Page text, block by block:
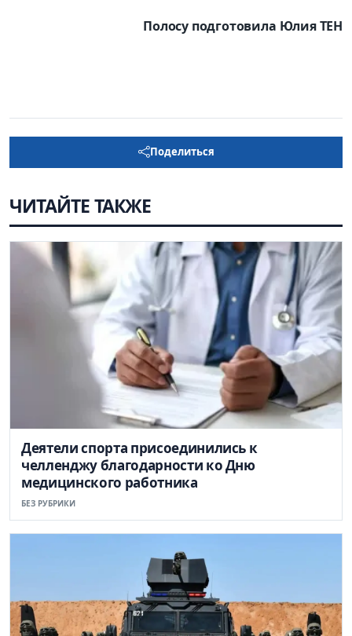
Полосу подготовила Юлия ТЕН
Поделиться
ЧИТАЙТЕ ТАКЖЕ
Деятели спорта присоединились к
челленджу благодарности ко Дню
медицинского работника
БЕЗ РУБРИКИ